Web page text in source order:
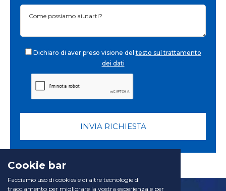
Dichiaro di aver preso visione deltesto sul trattamento
dei dati
INVIA RICHIESTA
Cookie bar
Facciamo uso di cookies e di altre tecnologie di
tracciamento per migliorare la vostra esperienza e per